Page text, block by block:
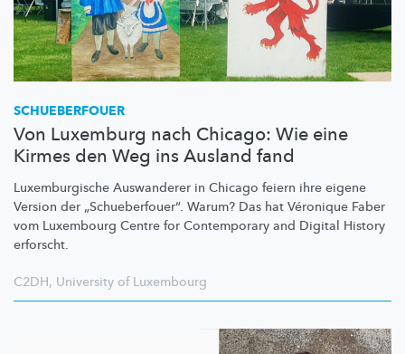
SCHUEBERFOUER
Von Luxemburg nach Chicago: Wie eine
Kirmes den Weg ins Ausland fand
Luxemburgische Auswanderer in Chicago feiern ihre eigene
Version der „Schueberfouer“. Warum? Das hat Véronique Faber
vom Luxembourg Centre for Contemporary and Digital History
erforscht.
C2DH, University of Luxembourg